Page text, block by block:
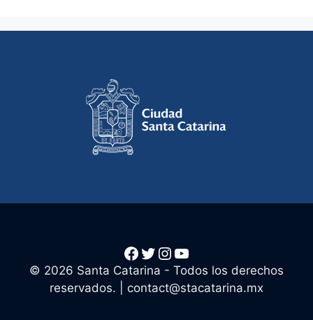
© 2026 Santa Catarina - Todos los derechos
reservados. | contact@stacatarina.mx
Facebook
Twitter
Instagram
YouTube